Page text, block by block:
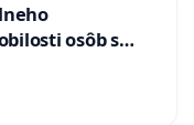
osôb s
do